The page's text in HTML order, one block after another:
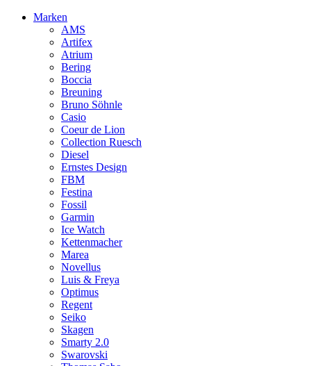
Marken
AMS
Artifex
Atrium
Bering
Boccia
Breuning
Bruno Söhnle
Casio
Coeur de Lion
Collection Ruesch
Diesel
Ernstes Design
FBM
Festina
Fossil
Garmin
Ice Watch
Kettenmacher
Marea
Novellus
Luis & Freya
Optimus
Regent
Seiko
Skagen
Smarty 2.0
Swarovski